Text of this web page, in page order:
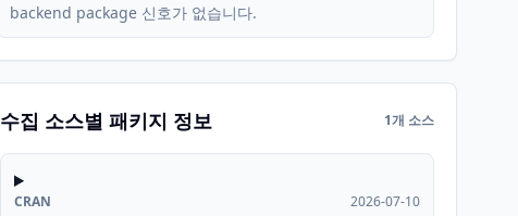
backend package 신호가 없습니다.
수집 소스별 패키지 정보 1개 소스
CRAN 2026-07-10